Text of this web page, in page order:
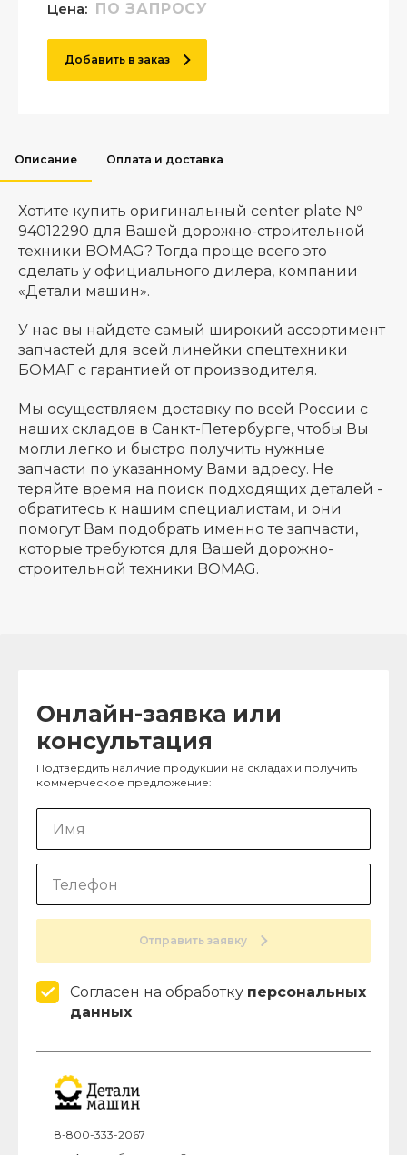
Цена: ПО ЗАПРОСУ
Добавить в заказ
Описание Оплата и доставка
Хотите купить оригинальный center plate №
94012290 для Вашей дорожно-строительной
техники BOMAG? Тогда проще всего это
сделать у официального дилера, компании
«Детали машин».
У нас вы найдете самый широкий ассортимент
запчастей для всей линейки спецтехники
БОМАГ с гарантией от производителя.
Мы осуществляем доставку по всей России с
наших складов в Санкт-Петербурге, чтобы Вы
могли легко и быстро получить нужные
запчасти по указанному Вами адресу. Не
теряйте время на поиск подходящих деталей -
обратитесь к нашим специалистам, и они
помогут Вам подобрать именно те запчасти,
которые требуются для Вашей дорожно-
строительной техники BOMAG.
Онлайн-заявка или
консультация
Подтвердить наличие продукции на складах и получить
коммерческое предложение:
Отправить заявку
Согласен на обработку персональных
данных
8-800-333-2067